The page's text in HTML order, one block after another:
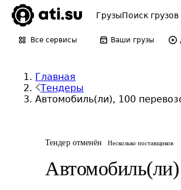
ГрузыПоиск грузов
Все сервисы Ваши грузы
Главная
Тендеры
Автомобиль(ли), 100
Тендер отменён Несколько поставщиков
Автомобиль(ли)